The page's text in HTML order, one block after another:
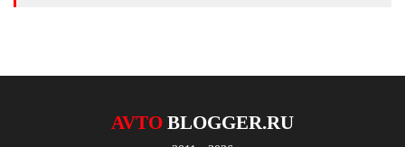
AVTO BLOGGER.RU